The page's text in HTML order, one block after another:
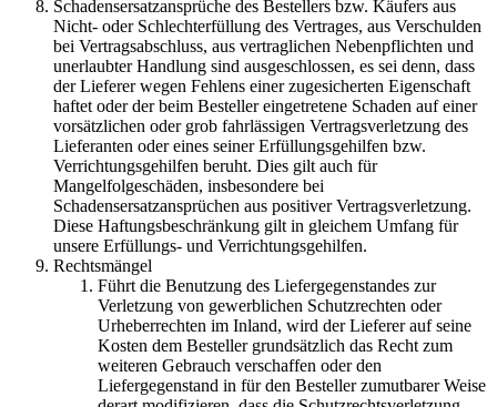
Schadensersatzansprüche des Bestellers bzw. Käufers aus
Nicht- oder Schlechterfüllung des Vertrages, aus Verschulden
bei Vertragsabschluss, aus vertraglichen Nebenpflichten und
unerlaubter Handlung sind ausgeschlossen, es sei denn, dass
der Lieferer wegen Fehlens einer zugesicherten Eigenschaft
haftet oder der beim Besteller eingetretene Schaden auf einer
vorsätzlichen oder grob fahrlässigen Vertragsverletzung des
Lieferanten oder eines seiner Erfüllungsgehilfen bzw.
Verrichtungsgehilfen beruht. Dies gilt auch für
Mangelfolgeschäden, insbesondere bei
Schadensersatzansprüchen aus positiver Vertragsverletzung.
Diese Haftungsbeschränkung gilt in gleichem Umfang für
unsere Erfüllungs- und Verrichtungsgehilfen.
Rechtsmängel
Führt die Benutzung des Liefergegenstandes zur
Verletzung von gewerblichen Schutzrechten oder
Urheberrechten im Inland, wird der Lieferer auf seine
Kosten dem Besteller grundsätzlich das Recht zum
weiteren Gebrauch verschaffen oder den
Liefergegenstand in für den Besteller zumutbarer Weise